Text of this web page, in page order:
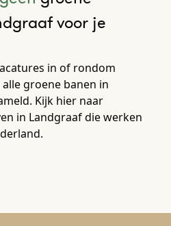
voor je
in of rondom
groene banen in
Kijk hier naar
in Landgraaf die werken